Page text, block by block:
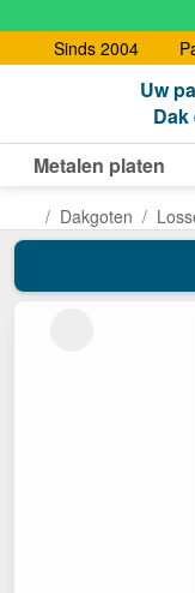
Sinds 2004
Uw
Dak
Metalen platen
Dakgoten